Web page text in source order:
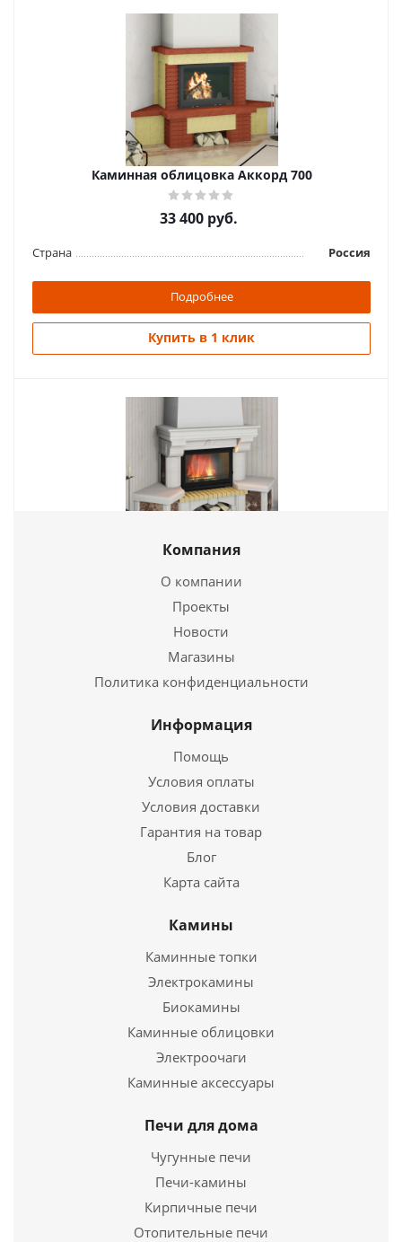
Каминная облицовка Аккорд 700
33 400руб.
Страна Россия
Подробнее
Купить в 1 клик
Каминная облицовка Элегия (имперадор) 800
86 650руб.
Подробнее
Купить в 1 клик
38 200руб.
Подробнее
Компания
О компании
Проекты
Новости
Магазины
Политика конфиденциальности
Информация
Помощь
Условия оплаты
Условия доставки
Гарантия на товар
Блог
Карта сайта
Камины
Каминные топки
Электрокамины
Биокамины
Каминные облицовки
Электроочаги
Каминные аксессуары
Печи для дома
Чугунные печи
Печи-камины
Кирпичные печи
Отопительные печи